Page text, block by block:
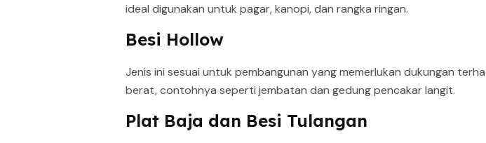
ideal digunakan untuk pagar, kanopi, dan rangka ringan.
Besi Hollow
Jenis ini sesuai untuk pembangunan yang memerlukan dukungan
berat, contohnya seperti jembatan dan gedung pencakar langit.
Plat Baja dan Besi Tulangan